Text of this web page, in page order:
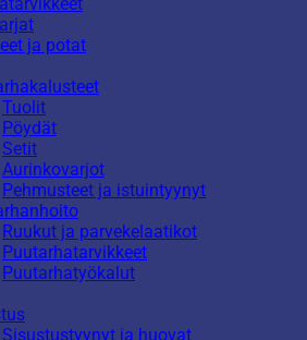
ja potat
Tuolit
Pöydät
Setit
Aurinkovarjot
Pehmusteet ja istuintyynyt
Ruukut ja parvekelaatikot
Puutarhatarvikkeet
Puutarhatyökalut
Sisustustyynyt ja huovat